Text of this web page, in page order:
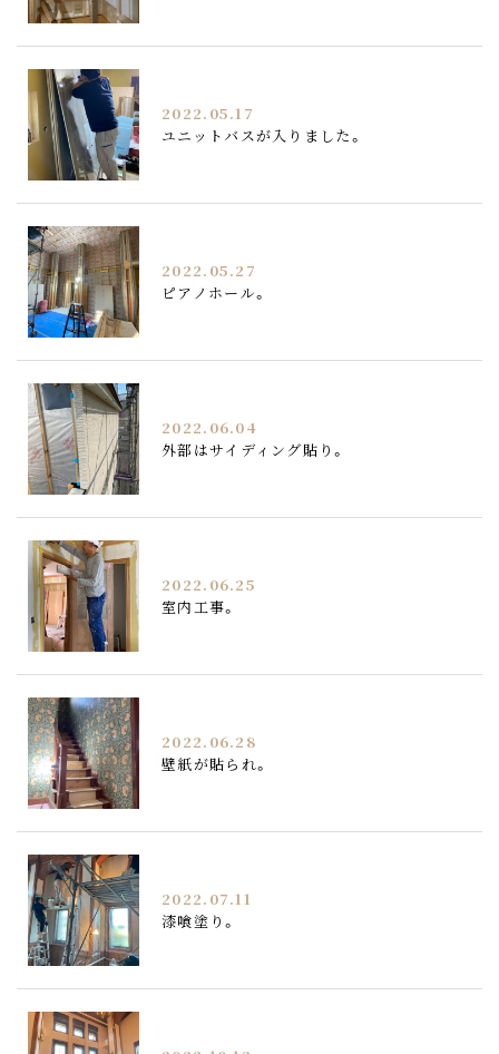
2022.05.17
ユニットバスが入りました。
2022.05.27
ピアノホール。
2022.06.04
外部はサイディング貼り。
2022.06.25
室内工事。
2022.06.28
壁紙が貼られ。
2022.07.11
漆喰塗り。